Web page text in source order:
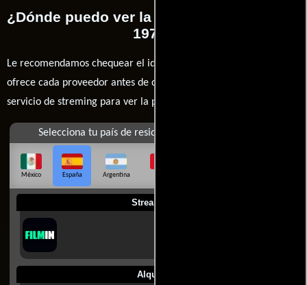
¿Dónde puedo ver la películas Aeropuerto
1975?
Le recomendamos chequear el idioma, doblaje o subtítulos que
ofrece cada proveedor antes de comprar, alquilar o contratar un
servicio de streming para ver la películas.
Selecciona tu país de residencia
México España Argentina
Streaming
Alquilar